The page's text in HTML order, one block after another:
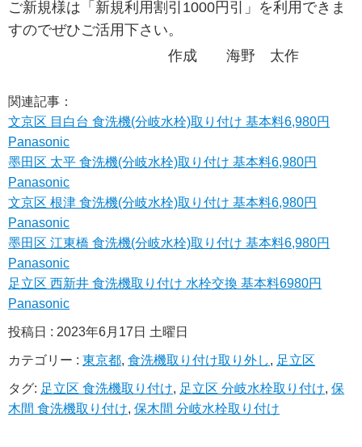
ご新規様は「新規利用割引1000円引」を利用できま
すのでぜひご活用下さい。
作成 海野 太作
関連記事：
文京区 目白台 食洗機(分岐水栓)取り付け 基本料6,980円
Panasonic
墨田区 太平 食洗機(分岐水栓)取り付け 基本料6,980円
Panasonic
文京区 根津 食洗機(分岐水栓)取り付け 基本料6,980円
Panasonic
墨田区 江東橋 食洗機(分岐水栓)取り付け 基本料6,980円
Panasonic
足立区 西新井 食洗機取り付け 水栓交換 基本料6980円
Panasonic
投稿日 : 2023年6月17日 土曜日
カテゴリー :東京都,食洗機取り付け取り外し, 足立区
タグ: 足立区 食洗機取り付け, 足立区 分岐水栓取り付け,保
木間 食洗機取り付け,保木間 分岐水栓取り付け